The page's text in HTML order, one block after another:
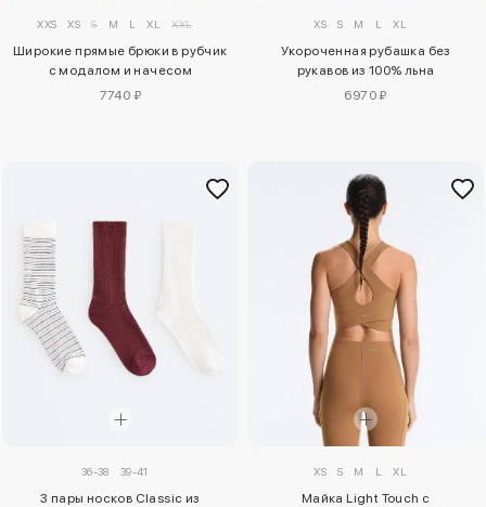
XXS XS S M L XL XXL
Широкие прямые брюки в рубчик
с модалом и начесом
7740 ₽
XS S M L XL
Укороченная рубашка без
рукавов из 100% льна
6970 ₽
36-38 39-41
3 пары носков Classic из
XS S M L XL
Майка Light Touch с